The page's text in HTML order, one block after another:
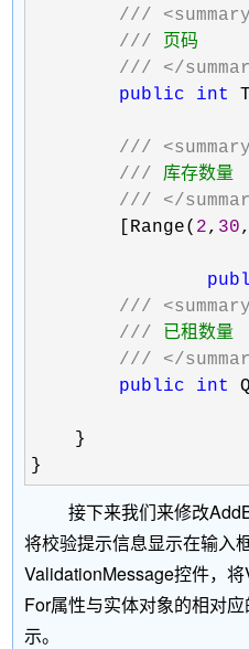
///
///
页码
///
</
public
int
///
///
库存数量
///
</
        [Range(
2, 30
///
///
已租数量
///
</
public
int
    }
}
接下来我们来修改
将校验提示信息显示在输入
ValidationMessage控件，
For属性与实体对象的相对
示。